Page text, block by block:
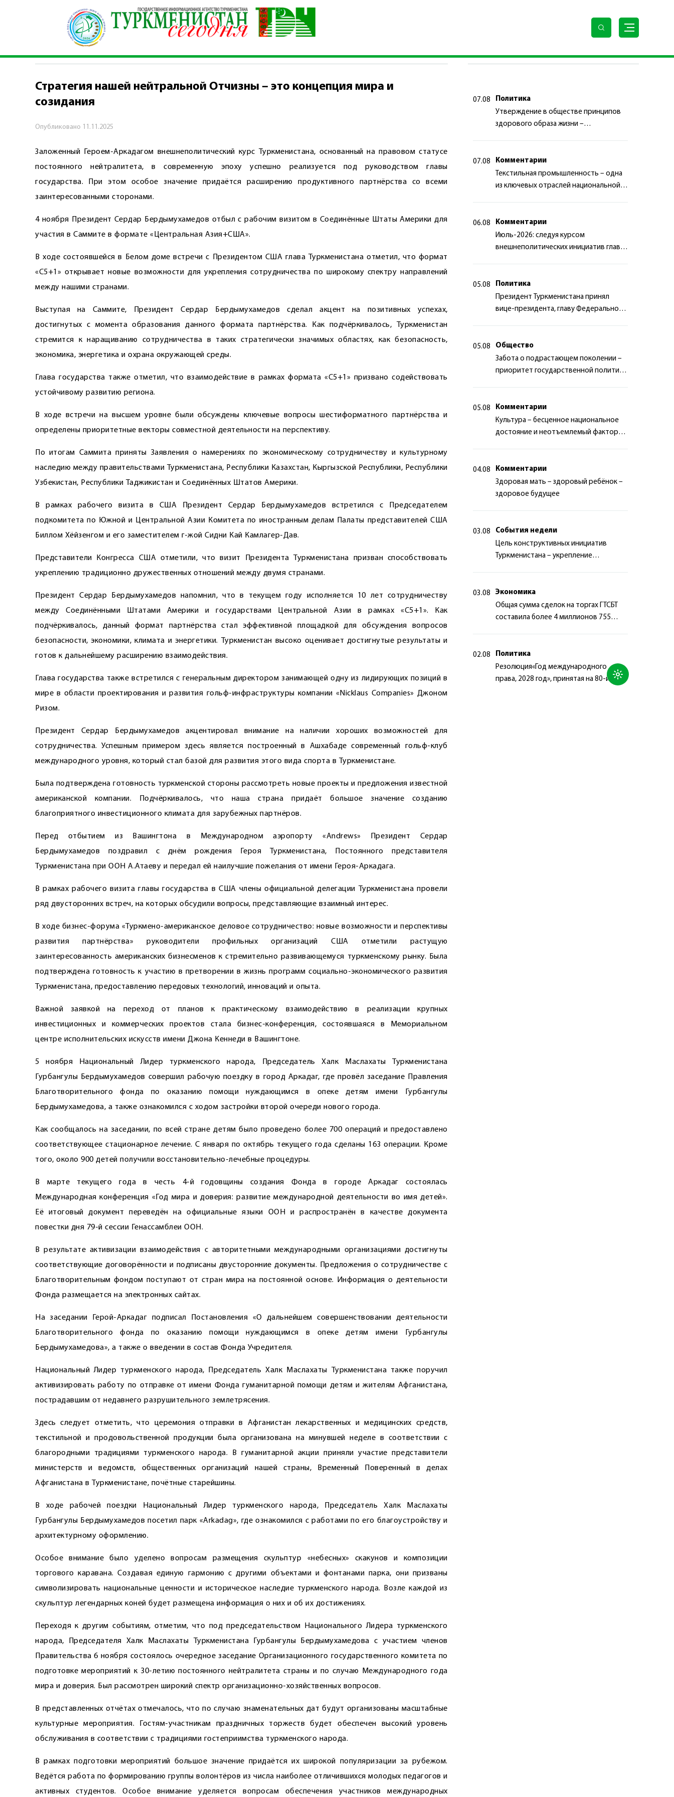
\ События недели Стратегия нашей нейтральной Отчизны – это концепция мира и созидания
СОБЫТИЯ НЕДЕЛИ
Стратегия нашей нейтральной Отчизны – это концепция мира и
созидания
Опубликовано 11.11.2025
Заложенный Героем-Аркадагом внешнеполитический курс Туркменистана, основанный на правовом статусе
постоянного нейтралитета, в современную эпоху успешно реализуется под руководством главы
государства. При этом особое значение придаётся расширению продуктивного партнёрства со всеми
заинтересованными сторонами.
4 ноября Президент Сердар Бердымухамедов отбыл с рабочим визитом в Соединённые Штаты Америки для
учас­тия в Саммите в формате «Центральная Азия+США».
В ходе состоявшейся в Белом доме встречи с Президентом США глава Туркменистана отметил, что формат
«С5+1» открывает новые возможности для укрепления сотрудничества по широкому спектру направлений
между нашими странами.
Выступая на Саммите, Президент Сердар Бердымухамедов сделал акцент на позитивных успехах,
достигнутых с момента образования данного формата партнёрства. Как подчёркивалось, Туркменистан
стремится к наращиванию сотрудничества в таких стратегически значимых областях, как безопасность,
экономика, энергетика и охрана окружающей среды.
Глава государства также отметил, что взаимодействие в рамках формата «С5+1» призвано содействовать
устойчивому развитию региона.
В ходе встречи на высшем уровне были обсуждены ключевые вопросы шестиформатного партнёрства и
определены приоритетные векторы совместной деятельности на перспективу.
По итогам Саммита приняты Заявления о намерениях по экономическому сотрудничеству и культурному
наследию между правительствами Туркменистана, Республики Казахстан, Кыргызской Республики, Республики
Узбекистан, Республики Таджикистан и Соединённых Штатов Америки.
В рамках рабочего визита в США Президент Сердар Бердымухамедов встретился с Председателем
подкомитета по Южной и Центральной Азии Комитета по иностранным делам Палаты представителей США
Биллом Хёйзенгом и его заместителем г-жой Сидни Кай Камлагер-Дав.
Представители Конгресса США отметили, что визит Президента Туркменистана призван способствовать
укреплению традиционно дружественных отношений между двумя странами.
Президент Сердар Бердымухамедов напомнил, что в текущем году исполняется 10 лет сотрудничеству
между Соединёнными Штатами Америки и государствами Центральной Азии в рамках «С5+1». Как
подчёркивалось, данный формат парт­нёрства стал эффективной площадкой для обсуждения вопросов
безопасности, экономики, климата и энергетики. Туркменистан высоко оценивает достигнутые результаты и
готов к дальнейшему расширению взаимодействия.
Глава государства также встретился с генеральным директором занимающей одну из лидирующих позиций в
мире в области проектирования и развития гольф-инфраструктуры компании «Nicklaus Companies» Джоном
Ризом.
Президент Сердар Бердымухамедов акцентировал внимание на наличии хороших возможностей для
сотрудничества. Успешным примером здесь является построенный в Ашхабаде современный гольф-клуб
международного уровня, который стал базой для развития этого вида спорта в Туркменистане.
Была подтверждена готовность туркменской стороны рассмотреть новые проекты и предложения известной
американской компании. Подчёркивалось, что наша страна придаёт большое значение созданию
благоприятного инвестиционного климата для зарубежных партнёров.
Перед отбытием из Вашингтона в Международном аэропорту «Andrews» Президент Сердар
Бердымухамедов поздравил с днём рождения Героя Туркменистана, Постоянного представителя
Туркменистана при ООН А.Атаеву и передал ей наилучшие пожелания от имени Героя-Аркадага.
В рамках рабочего визита главы государства в США члены официальной делегации Туркменистана провели
ряд двусторонних встреч, на которых обсудили вопросы, представляющие взаимный интерес.
В ходе бизнес-форума «Турк­мено-американское деловое со­т­руд­ничество: новые возможности и перспективы
развития партнёрства» руководители профильных организаций США отметили растущую
заинтересованность американских бизнесменов к стремительно развивающемуся туркменскому рынку. Была
подтверждена готовность к участию в претворении в жизнь программ социально-экономического развития
Туркменистана, предоставлению передовых технологий, инноваций и опыта.
Важной заявкой на переход от планов к практическому взаимодействию в реализации крупных
инвестиционных и коммерческих проектов стала бизнес-конференция, состоявшаяся в Мемориальном
центре исполнительских искусств имени Джона Кеннеди в Вашингтоне.
5 ноября Национальный Лидер туркменского народа, Председатель Халк Маслахаты Туркменистана
Гурбангулы Бердымухамедов совершил рабочую поездку в город Аркадаг, где провёл заседание Правления
Благотворительного фонда по оказанию помощи нуждающимся в опеке детям имени Гурбангулы
Бердымухамедова, а также ознакомился с ходом застройки второй очереди нового города.
Как сообщалось на заседании, по всей стране детям было проведено более 700 операций и предоставлено
соответствующее стационарное лечение. С января по октябрь текущего года сделаны 163 операции. Кроме
того, около 900 детей получили восстановительно-лечебные процедуры.
В марте текущего года в честь 4-й годовщины создания Фонда в городе Аркадаг состоялась
Международная конференция «Год мира и доверия: развитие международной деятельности во имя детей».
Её итоговый документ переведён на официальные языки ООН и распространён в качестве документа
повестки дня 79-й сессии Генассамблеи ООН.
В результате активизации взаи­модействия с авторитетными международными организациями достигнуты
соответствующие до­говорённости и подписаны двусторонние документы. Предложения о сотрудничестве с
Благотворительным фондом поступают от стран мира на постоянной основе. Информация о деятельности
Фонда размещается на электронных сайтах.
На заседании Герой-Аркадаг подписал Постановления «О дальнейшем совершенствовании деятельности
Благотворительного фонда по оказанию помощи нуждающимся в опеке детям имени Гурбангулы
Бердымухамедова», а также о введении в состав Фонда Учредителя.
Национальный Лидер туркменского народа, Председатель Халк Маслахаты Туркменистана также поручил
активизировать работу по отправке от имени Фонда гуманитарной помощи детям и жителям Афганистана,
пострадавшим от недавнего разрушительного землетрясения.
Здесь следует отметить, что церемония отправки в Афганистан лекарственных и медицинских средств,
текстильной и продовольственной продукции была организована на минувшей неделе в соответствии с
благородными традициями туркменского народа. В гуманитарной акции приняли участие представители
министерств и ведомств, общественных организаций нашей страны, Временный Поверенный в делах
Афганистана в Туркменистане, почётные старейшины.
В ходе рабочей поездки Национальный Лидер туркменского народа, Председатель Халк Маслахаты
Гурбангулы Бердымухамедов посетил парк «Arkadag», где ознакомился с работами по его благоустройству и
архитектурному оформлению.
Особое внимание было уделено вопросам размещения скульптур «небесных» скакунов и композиции
торгового каравана. Создавая единую гармонию с другими объектами и фонтанами парка, они призваны
символизировать национальные ценности и историческое наследие туркменского народа. Возле каждой из
скульптур легендарных коней будет размещена информация о них и об их достижениях.
Переходя к другим событиям, отметим, что под председательством Национального Лидера туркменского
народа, Председателя Халк Маслахаты Туркменистана Гурбангулы Бердымухамедова с участием членов
Правительства 6 ноября состоялось очередное заседание Организационного государственного комитета по
подготовке мероприятий к 30-летию постоянного нейтралитета страны и по случаю Международного года
мира и доверия. Был рассмотрен широкий спектр организационно-хозяйственных вопросов.
В представленных отчётах отмечалось, что по случаю знаменательных дат будут организованы масштабные
культурные мероприя­тия. Гостям-участникам праздничных торжеств будет обеспечен высокий уровень
обслуживания в соответствии с традициями гостеприимства туркменского народа.
В рамках подготовки мероприя­тий большое значение придаётся их широкой популяризации за рубежом.
Ведётся работа по формированию группы волонтёров из числа наиболее отличившихся молодых педагогов и
активных студентов. Особое внимание уделяется вопросам обеспечения участников международных
07.08
Политика
Утверждение в обществе принципов
здорового образа жизни –
07.08
Комментарии
Текстильная промышленность – одна
из ключевых отраслей национальной
06.08
Комментарии
Июль-2026: следуя курсом
внешнеполитических инициатив главы
05.08
Политика
Президент Туркменистана принял
вице-президента, главу Федерального
05.08
Общество
Забота о подрастающем поколении –
приоритет государственной политики
05.08
Комментарии
Культура – бесценное национальное
достояние и неотъемлемый фактор
04.08
Комментарии
Здоровая мать – здоровый ребёнок –
здоровое будущее
03.08
События недели
Цель конструктивных инициатив
Туркменистана – укрепление
03.08
Экономика
Общая сумма сделок на торгах ГТСБТ
составила более 4 миллионов 755
02.08
Политика
Резолюция«Год международного
права, 2028 год», принятая на 80-й